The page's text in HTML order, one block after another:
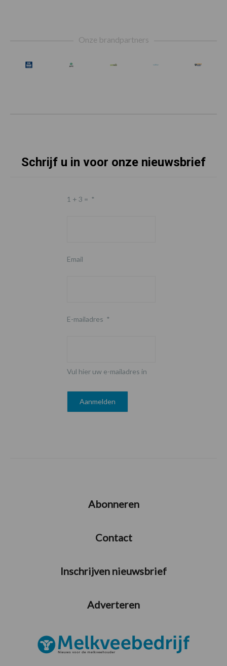
Onze brandpartners
Schrijf u in voor onze nieuwsbrief
1 + 3 = *
Email
E-mailadres *
Vul hier uw e-mailadres in
Abonneren
Contact
Inschrijven nieuwsbrief
Adverteren